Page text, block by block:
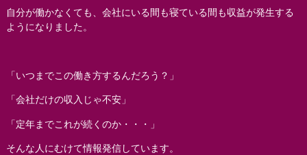
自分が働かなくても、会社にいる間も寝ている間も収益が発生する
ようになりました。
「いつまでこの働き方するんだろう？」
「会社だけの収入じゃ不安」
「定年までこれが続くのか・・・」
そんな人にむけて情報発信しています。